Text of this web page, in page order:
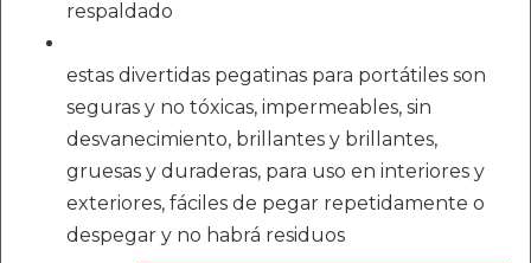
respaldado
estas divertidas pegatinas para portátiles son
seguras y no tóxicas, impermeables, sin
desvanecimiento, brillantes y brillantes,
gruesas y duraderas, para uso en interiores y
exteriores, fáciles de pegar repetidamente o
despegar y no habrá residuos